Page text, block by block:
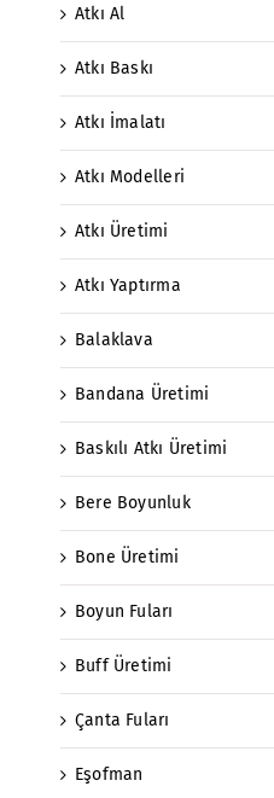
Atkı Al
Atkı Baskı
Atkı İmalatı
Atkı Modelleri
Atkı Üretimi
Atkı Yaptırma
Balaklava
Bandana Üretimi
Baskılı Atkı Üretimi
Bere Boyunluk
Bone Üretimi
Boyun Fuları
Buff Üretimi
Çanta Fuları
Eşofman